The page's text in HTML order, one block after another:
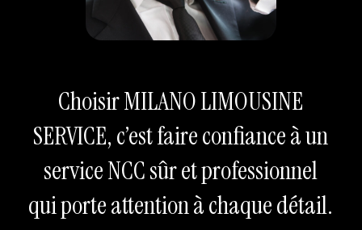
Choisir MILANO LIMOUSINE
SERVICE, c’est faire confiance à un
service NCC sûr et professionnel
qui porte attention à chaque détail.